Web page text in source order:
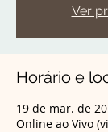
Ver
Horário e
19 de mar. de
Online ao Vivo